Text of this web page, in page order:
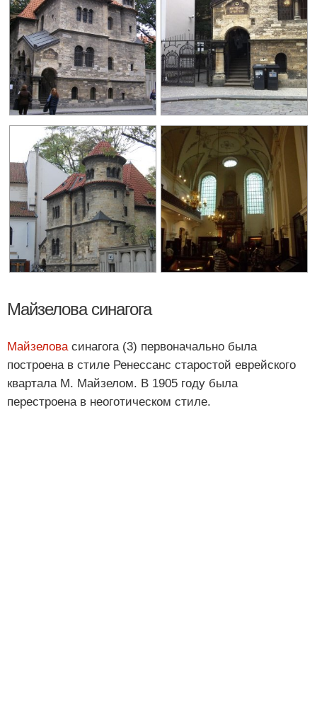
Майзелова синагога
Майзеловасинагога (3) первоначально была
построена в стиле Ренессанс старостой еврейского
квартала М. Майзелом. В 1905 году была
перестроена в неоготическом стиле.